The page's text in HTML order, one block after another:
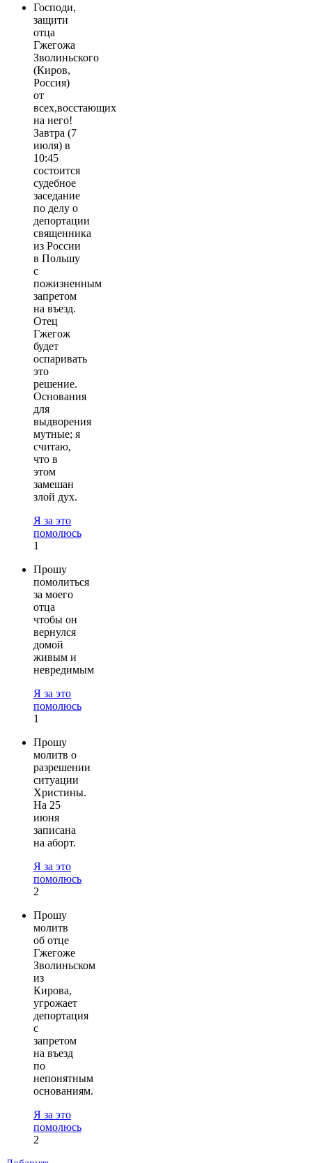
Господи,
защити
отца
Гжегожа
Зволиньского
(Киров,
Россия)
от
всех,восстающих
на него!
Завтра (7
июля) в
10:45
состоится
судебное
заседание
по делу о
депортации
священника
из России
в Польшу
с
пожизненным
запретом
на въезд.
Отец
Гжегож
будет
оспаривать
это
решение.
Основания
для
выдворения
мутные; я
считаю,
что в
этом
замешан
злой дух.
Я за это
помолюсь
1
Прошу
помолиться
за моего
отца
чтобы он
вернулся
домой
живым и
невредимым
Я за это
помолюсь
1
Прошу
молитв о
разрешении
ситуации
Христины.
На 25
июня
записана
на аборт.
Я за это
помолюсь
2
Прошу
молитв
об отце
Гжегоже
Зволиньском
из
Кирова,
угрожает
депортация
с
запретом
на въезд
по
непонятным
основаниям.
Я за это
помолюсь
2